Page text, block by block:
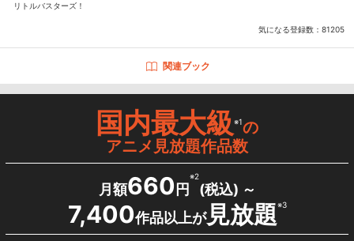
リトルバスターズ！
気になる登録数： 81205
関連ブック
国内最大級※1の
アニメ見放題作品数
月額660 円
※2
(税込) ～
7,400作品以上が見放題※3